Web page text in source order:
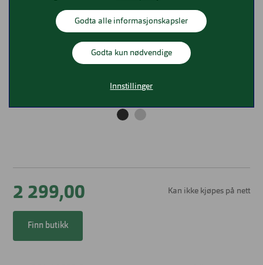
2 299,00 Kan ikke kjøpes på nett
Finn butikk
Godta alle informasjonskapsler
Godta kun nødvendige
Innstillinger